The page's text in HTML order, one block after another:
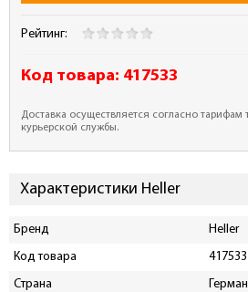
Рейтинг:
Код товара: 417533
Доставка осуществляется согласно
курьерской службы.
Характеристики Heller
Бренд
Heller
Код товара
417533
Страна